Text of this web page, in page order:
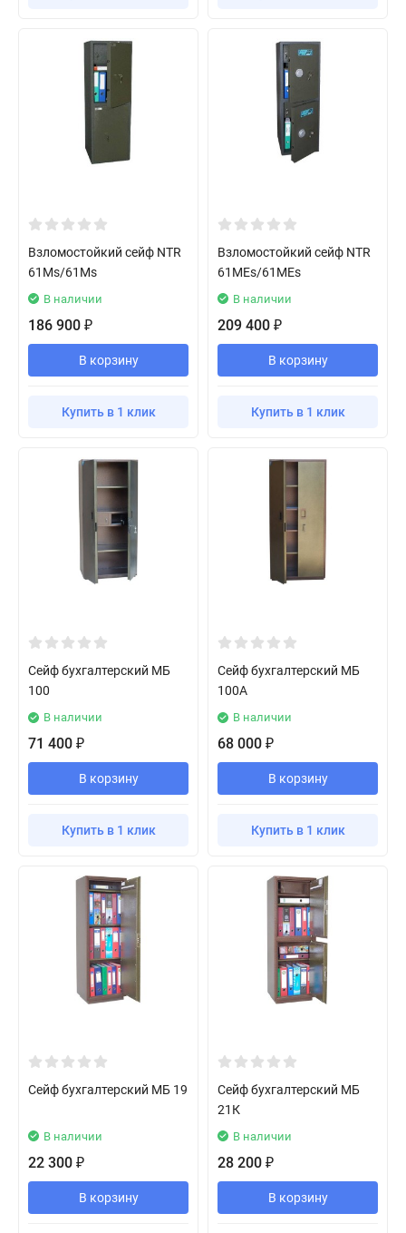
Взломостойкий сейф NTR
61Ms/61Ms
В наличии
186 900 ₽
В корзину
Купить в 1 клик
Взломостойкий сейф NTR
61MEs/61MEs
В наличии
209 400 ₽
В корзину
Купить в 1 клик
Сейф бухгалтерский МБ
100
В наличии
71 400 ₽
В корзину
Купить в 1 клик
Сейф бухгалтерский МБ
100А
В наличии
68 000 ₽
В корзину
Купить в 1 клик
Сейф бухгалтерский МБ 19
В наличии
22 300 ₽
В корзину
Сейф бухгалтерский МБ
21К
В наличии
28 200 ₽
В корзину